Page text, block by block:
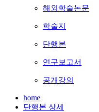
해외학술논문
학술지
단행본
연구보고서
공개강의
home
단행본 상세